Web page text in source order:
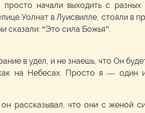
начали выходить с разных
Уолнат в Луисвилле, стояли в
сказали: “Это сила Божья”.
в удел, и не знаешь, что Он
на Небесах. Просто я — один
рассказывал, что они с женой